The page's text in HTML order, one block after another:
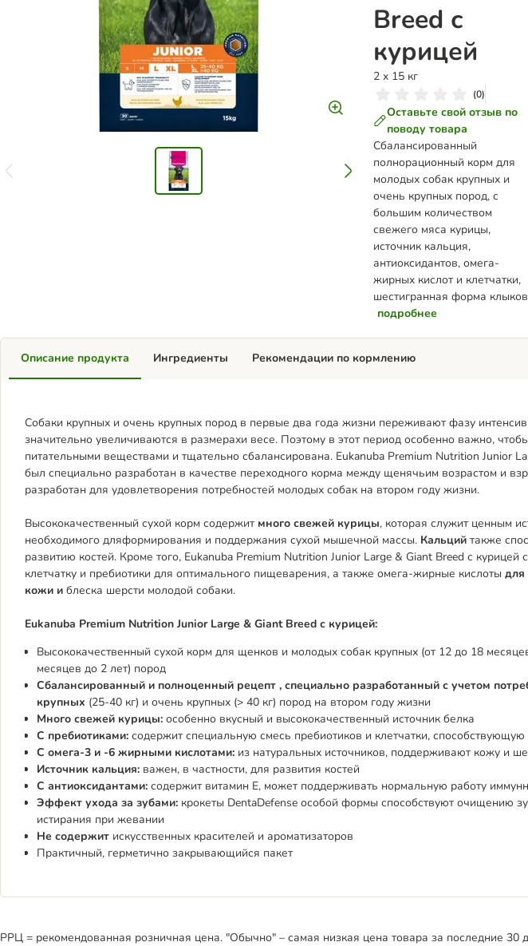
Breed с
курицей
2 x 15 кг
(0)
Оставьте свой отзыв по
поводу товара
Сбалансированный
полнорационный корм для
молодых собак крупных и
очень крупных пород, с
большим количеством
свежего мяса курицы,
источник кальция,
антиоксидантов, омега-
жирных кислот и клетчатки,
шестигранная форма клыков
подробнее
Описание продукта
Собаки крупных и очень крупных пород в первые два года жизни переживают фазу
значительно увеличиваются в размерахи весе. Поэтому в этот период особенно важно,
питательными веществами и тщательно сбалансирована. Eukanuba Premium Nutrition Junior
был специально разработан в качестве переходного корма между щенячьим возрастом и
разработан для удовлетворения потребностей молодых собак на втором году жизни.
Высококачественный сухой корм содержит много свежей курицы, которая служит ценным
необходимого дляформирования и поддержания сухой мышечной массы. Кальций также
развитию костей. Кроме того, Eukanuba Premium Nutrition Junior Large & Giant Breed с
клетчатку и пребиотики для оптимального пищеварения, а также омега-жирные кислоты для
кожи и блеска шерсти молодой собаки.
Eukanuba Premium Nutrition Junior Large & Giant Breed с курицей:
Высококачественный сухой корм для щенков и молодых собак крупных (от 12 до 18
месяцев до 2 лет) пород
Сбалансированный и полноценный рецепт , специально разработанный с учетом
крупных (25-40 кг) и очень крупных (> 40 кг) пород на втором году жизни
Много свежей курицы: особенно вкусный и высококачественный источник белка
С пребиотиками: содержит специальную смесь пребиотиков и клетчатки,
С омега-3 и -6 жирными кислотами: из натуральных источников, поддерживают кожу и
Источник кальция: важен, в частности, для развития костей
С антиоксидантами: содержит витамин Е, может поддерживать нормальную работу
Эффект ухода за зубами: крокеты DentaDefense особой формы способствуют очищению
истирания при жевании
Не содержит искусственных красителей и ароматизаторов
Практичный, герметично закрывающийся пакет
Ингредиенты Рекомендации по кормлению
РРЦ = рекомендованная розничная цена. "Обычно" – самая низкая цена товара за последние 30